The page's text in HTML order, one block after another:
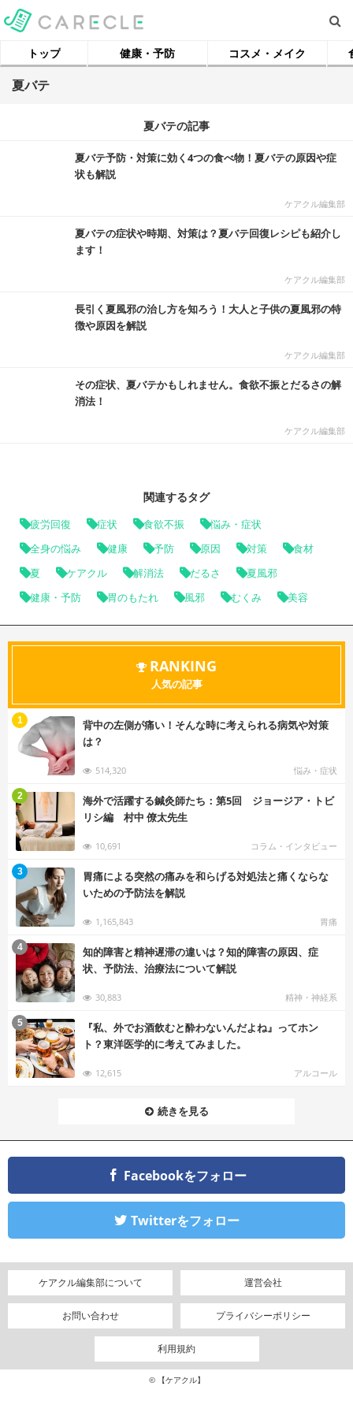
トップ 健康・予防 コスメ・メイク
夏バテ
夏バテの記事
夏バテ予防・対策に効く4つの食べ物！夏バテの原因や症
状も解説
ケアクル編集部
夏バテの症状や時期、対策は？夏バテ回復レシピも紹介し
ます！
ケアクル編集部
長引く夏風邪の治し方を知ろう！大人と子供の夏風邪の特
徴や原因を解説
ケアクル編集部
その症状、夏バテかもしれません。食欲不振とだるさの解
消法！
ケアクル編集部
関連するタグ
疲労回復 症状 食欲不振 悩み・症状
全身の悩み 健康 予防 原因 対策 食材
夏 ケアクル 解消法 だるさ 夏風邪
健康・予防 胃のもたれ 風邪 むくみ 美容
RANKING
人気の記事
背中の左側が痛い！そんな時に考えられる病気や対策
は？
514,320 悩み・症状
1
海外で活躍する鍼灸師たち：第5回 ジョージア・トビ
リシ編 村中 僚太先生
10,691 コラム・インタビュー
2
胃痛による突然の痛みを和らげる対処法と痛くならな
いための予防法を解説
1,165,843 胃痛
3
知的障害と精神遅滞の違いは？知的障害の原因、症
状、予防法、治療法について解説
30,883 精神・神経系
4
『私、外でお酒飲むと酔わないんだよね』ってホン
ト？東洋医学的に考えてみました。
12,615 アルコール
5
続きを見る
Facebookをフォロー
Twitterをフォロー
ケアクル編集部について 運営会社
お問い合わせ プライバシーポリシー
利用規約
© 【ケアクル】